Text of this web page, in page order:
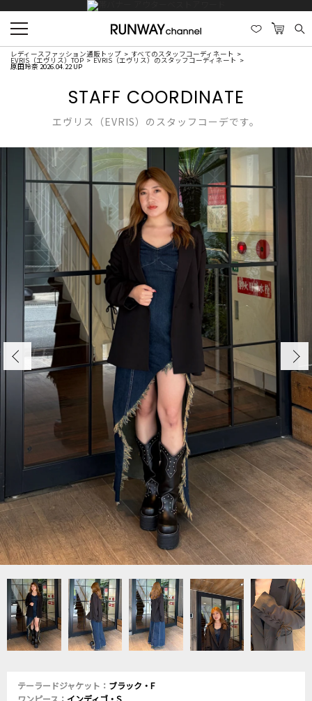
レディースファッション通販トップ すべてのスタッフコーディネート
EVRIS（エヴリス）TOP EVRIS（エヴリス）のスタッフコーディネート
原田玲奈 2026.04.22 UP
STAFF COORDINATE
エヴリス（EVRIS）のスタッフコーデです。
テーラードジャケット： ブラック・F
ワンピース： インディゴ・S